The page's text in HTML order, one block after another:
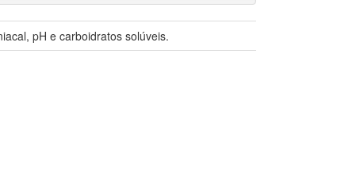
pH e carboidratos solúveis.